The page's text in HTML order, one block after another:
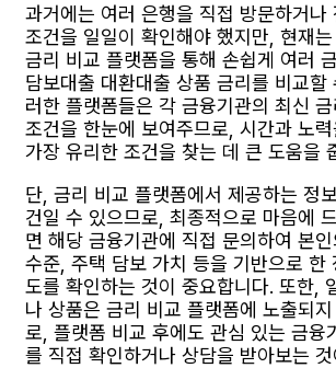
과거에는 여러 은행을 직접 방문하거나
조건을 일일이 확인해야 했지만, 현재
금리 비교 플랫폼을 통해 손쉽게 여러
담보대출 대환대출 상품 금리를 비교할
러한 플랫폼들은 각 금융기관의 최신
조건을 한눈에 보여주므로, 시간과 노
가장 유리한 조건을 찾는 데 큰 도움을
단, 금리 비교 플랫폼에서 제공하는 정
건일 수 있으므로, 최종적으로 마음에
면 해당 금융기관에 직접 문의하여 본
수준, 주택 담보 가치 등을 기반으로 한
도를 확인하는 것이 중요합니다. 또한,
나 상품은 금리 비교 플랫폼에 노출되
로, 플랫폼 비교 후에도 관심 있는 금융
를 직접 확인하거나 상담을 받아보는